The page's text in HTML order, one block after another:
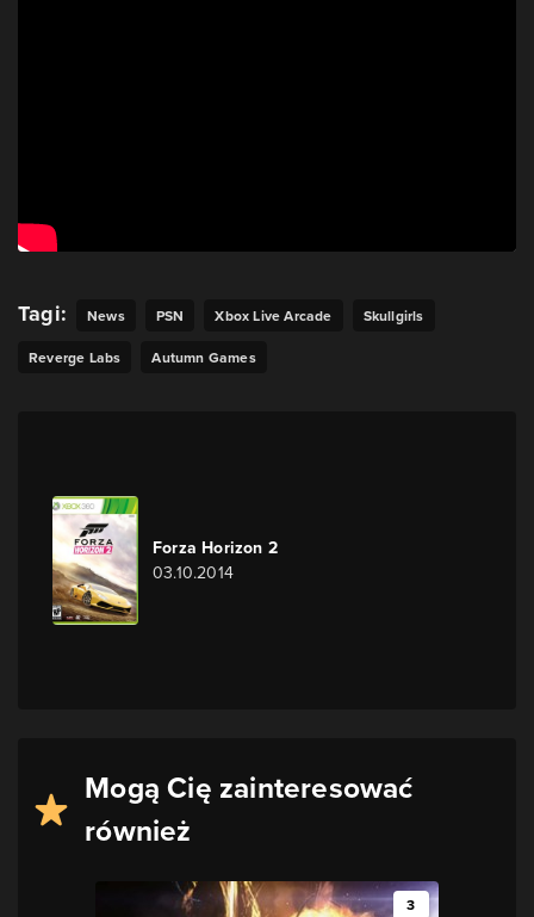
Tagi: News PSN Xbox Live Arcade
Skullgirls
Reverge Labs
Autumn Games
Forza Horizon 2
03.10.2014
Mogą Cię zainteresować
również
3